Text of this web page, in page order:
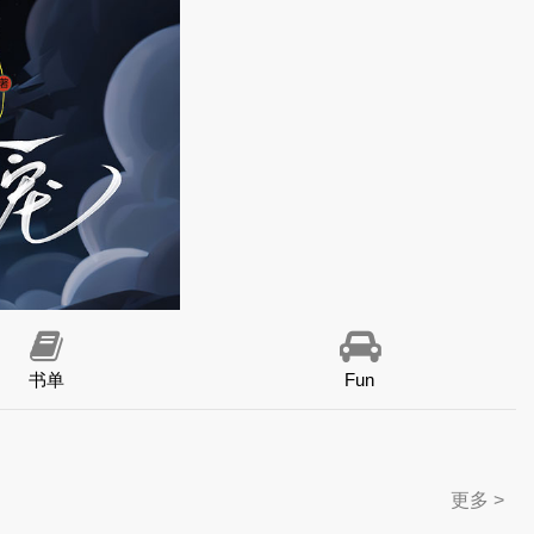
书单 Fun
更多 >